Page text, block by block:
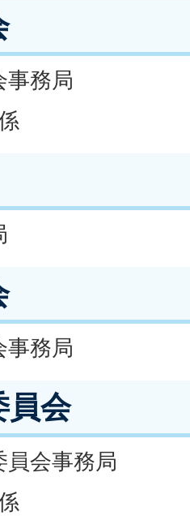
事務局
事務局
員会
員会事務局